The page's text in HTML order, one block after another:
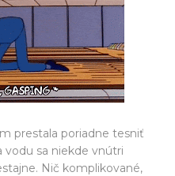
prestala poriadne tesniť
vodu sa niekde vnútri
Nič komplikované,